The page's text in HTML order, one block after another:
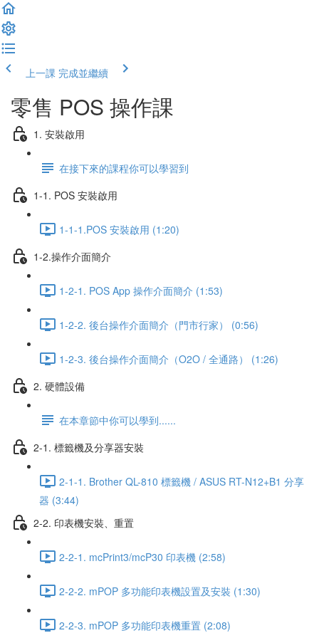
上一課 完成並繼續
零售 POS 操作課
1. 安裝啟用
在接下來的課程你可以學習到
1-1. POS 安裝啟用
1-1-1.POS 安裝啟用 (1:20)
1-2.操作介面簡介
1-2-1. POS App 操作介面簡介 (1:53)
1-2-2. 後台操作介面簡介（門市行家） (0:56)
1-2-3. 後台操作介面簡介（O2O / 全通路） (1:26)
2. 硬體設備
在本章節中你可以學到......
2-1. 標籤機及分享器安裝
2-1-1. Brother QL-810 標籤機 / ASUS RT-N12+B1 分享
器 (3:44)
2-2. 印表機安裝、重置
2-2-1. mcPrint3/mcP30 印表機 (2:58)
2-2-2. mPOP 多功能印表機設置及安裝 (1:30)
2-2-3. mPOP 多功能印表機重置 (2:08)